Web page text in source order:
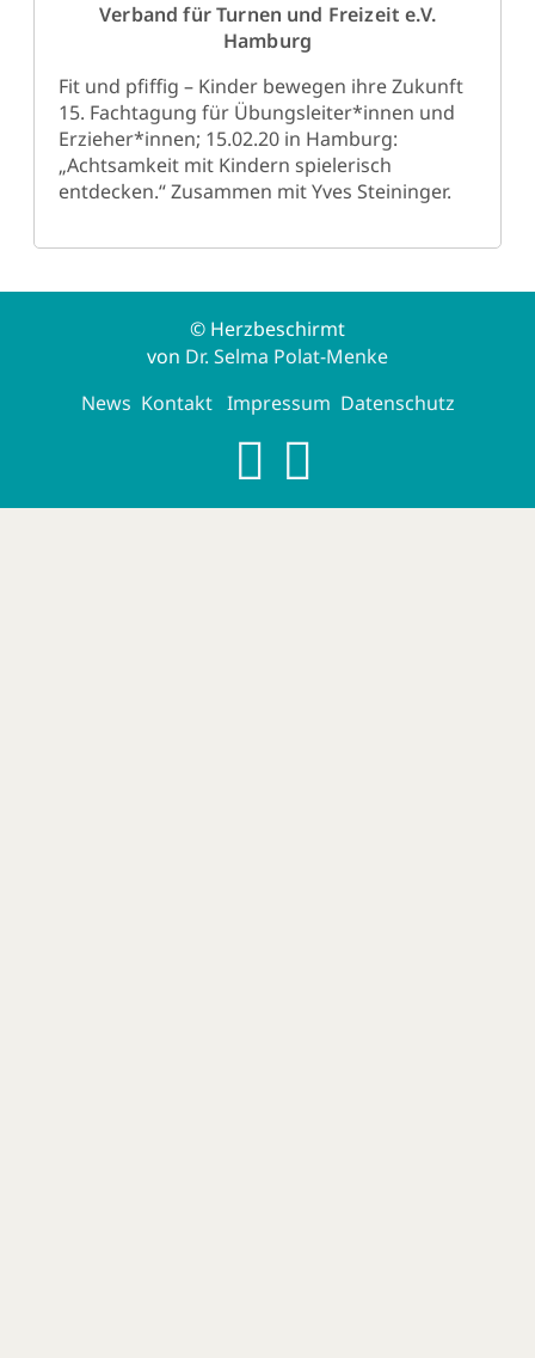
Verband für Turnen und Freizeit e.V.
Hamburg
Fit und pfiffig – Kinder bewegen ihre Zukunft
15. Fachtagung für Übungsleiter*innen und
Erzieher*innen; 15.02.20 in Hamburg:
„Achtsamkeit mit Kindern spielerisch
entdecken.“ Zusammen mit Yves Steininger.
© Herzbeschirmt
von Dr. Selma Polat-Menke
News Kontakt Impressum Datenschutz